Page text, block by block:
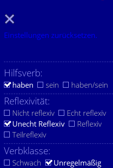
Einstellungen zurücksetzen.
Hilfsverb:
haben sein haben/sein
Reflexivität:
Nicht reflexiv
Echt reflexiv
Unecht Reflexiv
Reflexiv
Teilreflexiv
Verbklasse:
Schwach
Unregelmäßig